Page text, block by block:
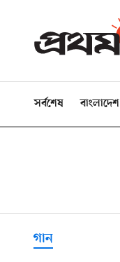
সর্বশেষ বাংলাদেশ
গান